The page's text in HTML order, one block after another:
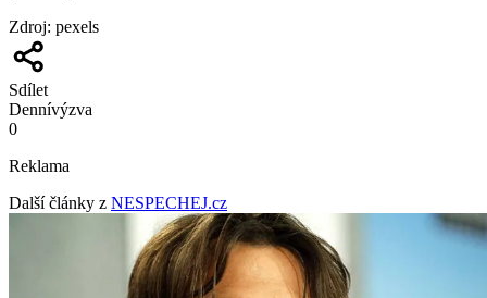
Zdroj: pexels
Sdílet
Dennívýzva
0
Reklama
Další články z NESPECHEJ.cz